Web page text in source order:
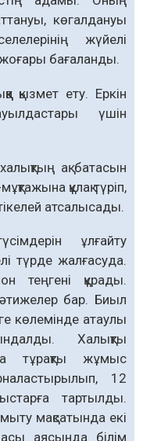
көгалдануы
жүйелі
бағаланды.
қызмет ету. Еркін
үшін
ақ батасын
құлақ түріп,
атсалысады.
ұлғайту
түрде жалғасуда.
теңгені құрады.
бар. Биыл
көлемінде атаулы
Халықты
тұрақты жұмыс
12
тартылды.
мақсатында екі
аясында білім